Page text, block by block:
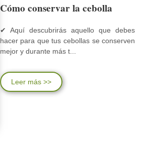
Cómo conservar la cebolla
✔ Aquí descubrirás aquello que debes
hacer para que tus cebollas se conserven
mejor y durante más t...
Leer más >>